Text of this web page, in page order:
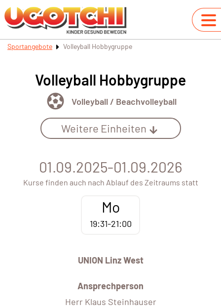
Sportangebote Volleyball Hobbygruppe
Volleyball Hobbygruppe
Volleyball / Beachvolleyball
Weitere Einheiten
01.09.2025-01.09.2026
Kurse finden auch nach Ablauf des Zeitraums statt
Mo
19:31-21:00
UNION Linz West
Ansprechperson
Herr Klaus Steinhauser